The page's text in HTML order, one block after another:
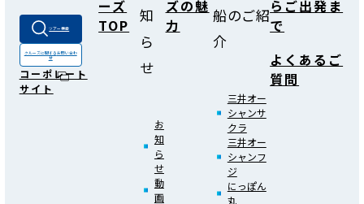
ツアー検索
クルーズに関するお問い合わ
せ
コーポレート
サイト
ーズ
TOP
知
ら
せ
お
知
ら
せ
動
画
ズの魅
力
船のご紹
介
三井オー
シャンサ
クラ
三井オー
シャンフ
ジ
にっぽん
丸
らご出発ま
で
よくあるご
質問